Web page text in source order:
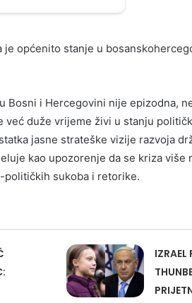
je općenito stanje u
Bosni i Hercegovini nije epizodna,
već duže vrijeme živi u stanju
jasne strateške vizije razvoja
kao upozorenje da se kriza više
sukoba i retorike.
IZRAEL